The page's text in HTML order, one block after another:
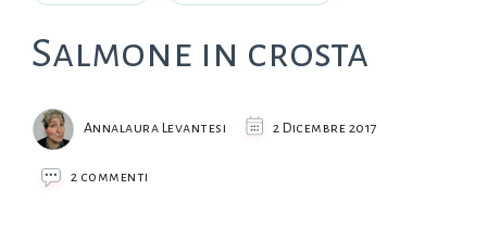
Salmone in crosta
Annalaura Levantesi 2 Dicembre 2017
2 commenti